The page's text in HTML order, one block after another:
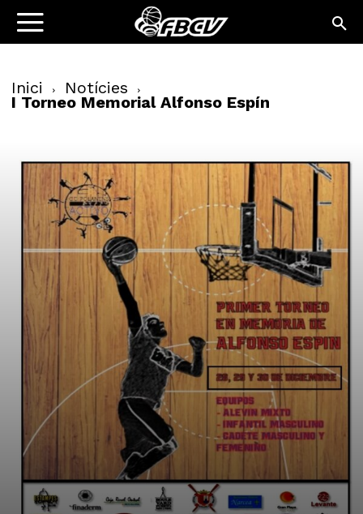
Inici Notícies
I Torneo Memorial Alfonso Espín